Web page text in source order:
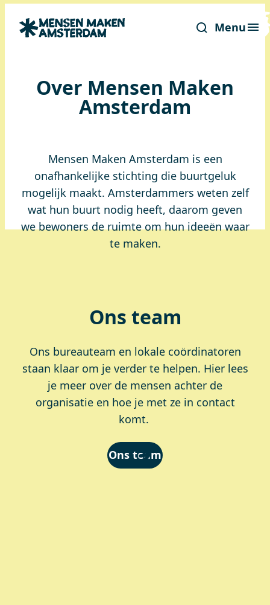
Menu
Over Mensen Maken
Amsterdam
Mensen Maken Amsterdam is een
onafhankelijke stichting die buurtgeluk
mogelijk maakt. Amsterdammers weten zelf
wat hun buurt nodig heeft, daarom geven
we bewoners de ruimte om hun ideeën waar
te maken.
Ons team
Ons bureauteam en lokale coördinatoren
staan klaar om je verder te helpen. Hier lees
je meer over de mensen achter de
organisatie en hoe je met ze in contact
komt.
Ons team